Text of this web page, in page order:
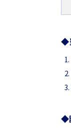
◆
◆